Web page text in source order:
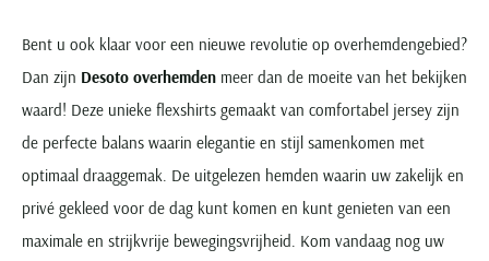
Bent u ook klaar voor een nieuwe revolutie op overhemdengebied?
Dan zijn Desoto overhemden meer dan de moeite van het bekijken
waard! Deze unieke flexshirts gemaakt van comfortabel jersey zijn
de perfecte balans waarin elegantie en stijl samenkomen met
optimaal draaggemak. De uitgelezen hemden waarin uw zakelijk en
privé gekleed voor de dag kunt komen en kunt genieten van een
maximale en strijkvrije bewegingsvrijheid. Kom vandaag nog uw